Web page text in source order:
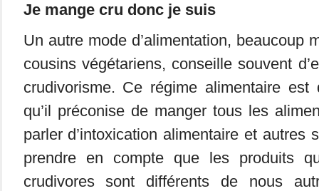
Je mange cru donc je suis
Un autre mode d’alimentation, beaucoup
cousins végétariens, conseille souvent
crudivorisme. Ce régime alimentaire
qu’il préconise de manger tous les
parler d’intoxication alimentaire et autres
prendre en compte que les produits
crudivores sont différents de nous